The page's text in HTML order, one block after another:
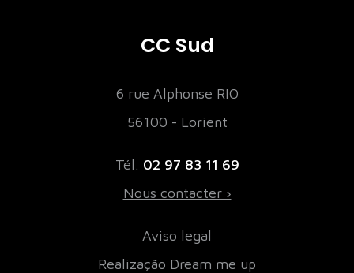
CC Sud
6 rue Alphonse RIO
56100 - Lorient
Tél. 02 97 83 11 69
Nous contacter ›
Aviso legal
Realização Dream me up